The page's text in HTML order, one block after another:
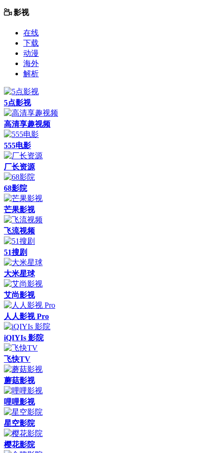
影视
在线
下载
动漫
海外
解析
5点影视
高清享趣视频
555电影
厂长资源
68影院
芒果影视
飞流视频
51搜剧
大米星球
艾尚影视
人人影视 Pro
iQIYIs 影院
飞快TV
蘑菇影视
哩哩影视
星空影院
樱花影院